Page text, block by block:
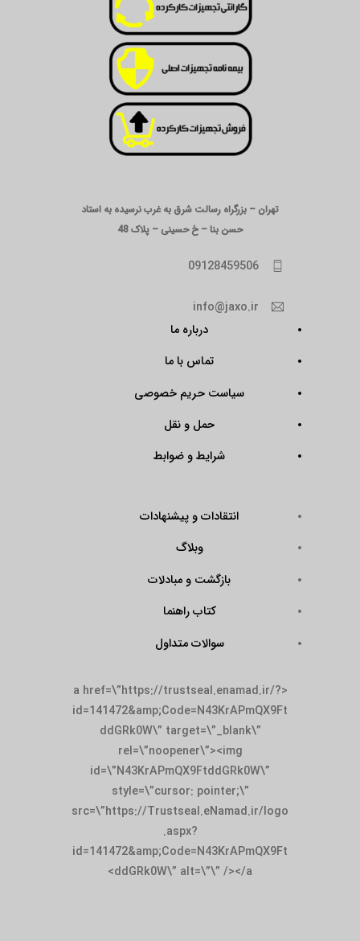
تهران – بزرگراه رسالت شرق به غرب نرسیده به استاد
حسن بنا – خ حسینی – پلاک 48
09128459506
info@jaxo.ir
درباره ما
تماس با ما
سیاست حریم خصوصی
حمل و نقل
شرایط و ضوابط
انتقادات و پیشنهادات
وبلاگ
بازگشت و مبادلات
کتاب راهنما
سوالات متداول
<a href=\”https://trustseal.enamad.ir/?
id=141472&amp;Code=N43KrAPmQX9Ft
ddGRk0W\” target=\”_blank\”
rel=\”noopener\”><img
id=\”N43KrAPmQX9FtddGRk0W\”
style=\”cursor: pointer;\”
src=\”https://Trustseal.eNamad.ir/logo
.aspx?
id=141472&amp;Code=N43KrAPmQX9Ft
ddGRk0W\” alt=\”\” /></a>